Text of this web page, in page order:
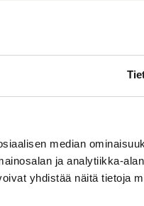
median
ja analytiikka-alan
yhdistää näitä tietoja
ensimmäisten